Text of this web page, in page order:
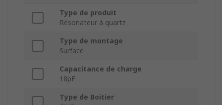
Type de produit
Résonateur à quartz
Type de montage
Surface
Capacitance de charge
18pF
Type de Boitier